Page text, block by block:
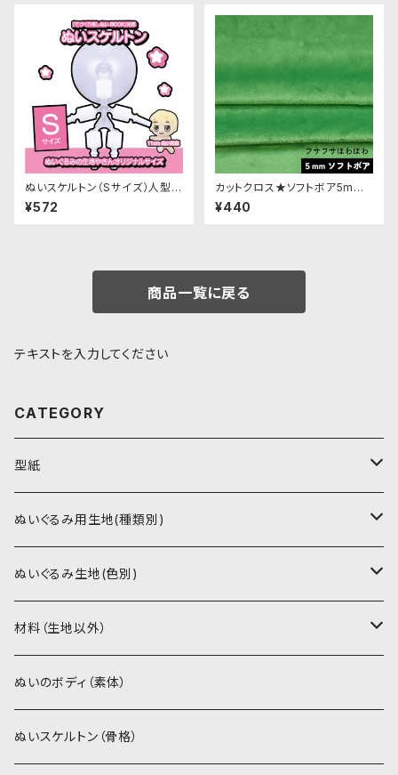
ぬいスケルトン（Sサイズ）人型ぬ
いぐるみ用ナチュラル可動骨格
¥572
カットクロス★ソフトボア5mm
(ブライトグリーン)LB010 ボア
生地 50cm × 45cm
¥440
商品一覧に戻る
テキストを入力してください
CATEGORY
型紙
書籍（紙の本）
PDFデータ（ダウンロード）
ぬいぐるみ用生地(種類別)
ソフトボア（短毛）
ソフトボア（5mm）
ぬいトリコット
スキンカラー生地
ぬいぐるみ生地(色別)
ソフトボア
スキンカラー系
白系
ぬいトリコット
スキンカラー系
材料（生地以外）
アイロン接着シート
ステッチカラー
ぬいのボディ（素体）
ぬいスケルトン（骨格）